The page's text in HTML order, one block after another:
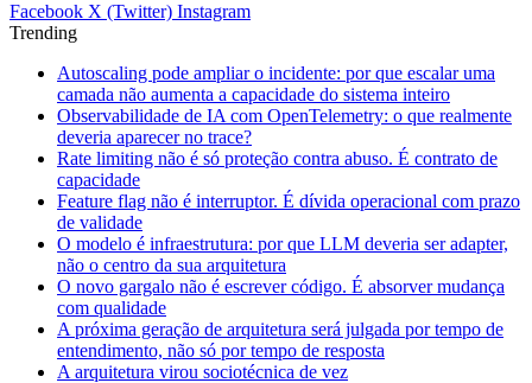
Facebook X (Twitter) Instagram
Trending
Autoscaling pode ampliar o incidente: por que escalar uma
camada não aumenta a capacidade do sistema inteiro
Observabilidade de IA com OpenTelemetry: o que realmente
deveria aparecer no trace?
Rate limiting não é só proteção contra abuso. É contrato de
capacidade
Feature flag não é interruptor. É dívida operacional com prazo
de validade
O modelo é infraestrutura: por que LLM deveria ser adapter,
não o centro da sua arquitetura
O novo gargalo não é escrever código. É absorver mudança
com qualidade
A próxima geração de arquitetura será julgada por tempo de
entendimento, não só por tempo de resposta
A arquitetura virou sociotécnica de vez